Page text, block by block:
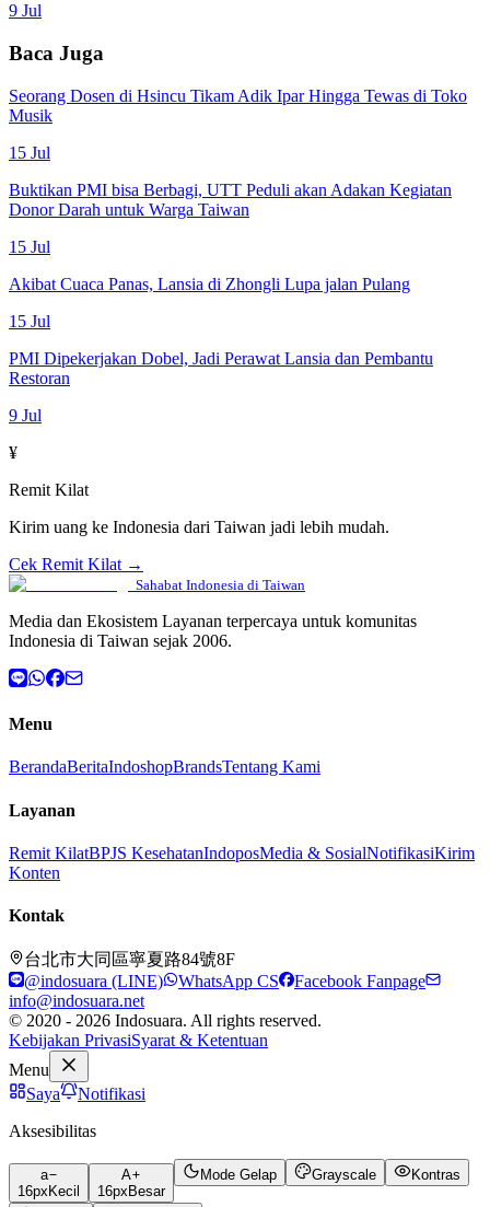
9 Jul
Baca Juga
Seorang Dosen di Hsincu Tikam Adik Ipar Hingga Tewas di Toko
Musik
15 Jul
Buktikan PMI bisa Berbagi, UTT Peduli akan Adakan Kegiatan
Donor Darah untuk Warga Taiwan
15 Jul
Akibat Cuaca Panas, Lansia di Zhongli Lupa jalan Pulang
15 Jul
PMI Dipekerjakan Dobel, Jadi Perawat Lansia dan Pembantu
Restoran
9 Jul
¥
Remit Kilat
Kirim uang ke Indonesia dari Taiwan jadi lebih mudah.
Cek Remit Kilat →
Sahabat Indonesia di Taiwan
Media dan Ekosistem Layanan terpercaya untuk komunitas
Indonesia di Taiwan sejak 2006.
Menu
BerandaBeritaIndoshopBrandsTentang Kami
Layanan
Remit KilatBPJS KesehatanIndoposMedia & SosialNotifikasiKirim
Konten
Kontak
台北市大同區寧夏路84號8F
@indosuara (LINE)
WhatsApp CS
Facebook Fanpage
info@indosuara.net
© 2020 - 2026 Indosuara. All rights reserved.
Kebijakan PrivasiSyarat & Ketentuan
Menu
Saya
Notifikasi
Aksesibilitas
a
16px Kecil
A
16px Besar
Mode Gelap Grayscale Kontras